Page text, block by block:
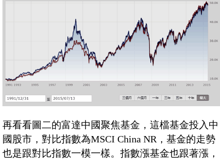
再看看圖二的富達中國聚焦基金，這檔基金投入中
國股市，對比指數為MSCI China NR，基金的走勢
也是跟對比指數一模一樣。指數漲基金也跟著漲，